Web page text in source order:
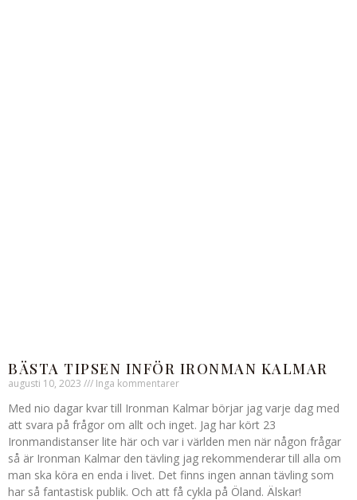
BÄSTA TIPSEN INFÖR IRONMAN KALMAR
augusti 10, 2023 Inga kommentarer
Med nio dagar kvar till Ironman Kalmar börjar jag varje dag med
att svara på frågor om allt och inget. Jag har kört 23
Ironmandistanser lite här och var i världen men när någon frågar
så är Ironman Kalmar den tävling jag rekommenderar till alla om
man ska köra en enda i livet. Det finns ingen annan tävling som
har så fantastisk publik. Och att få cykla på Öland. Älskar!